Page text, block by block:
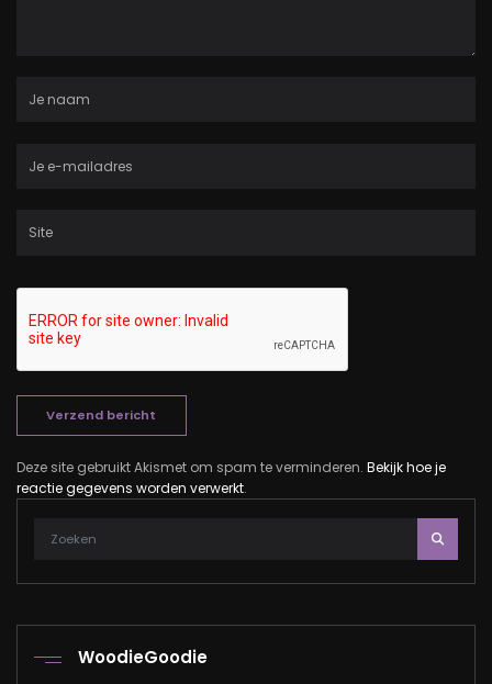
Deze site gebruikt Akismet om spam te verminderen. Bekijk hoe je
reactie gegevens worden verwerkt.
WoodieGoodie